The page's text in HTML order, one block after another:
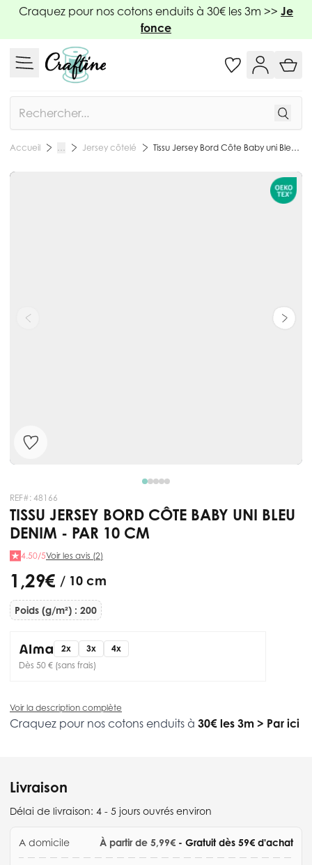
Allez au contenu
Craquez pour nos cotons enduits à 30€ les 3m >> Je
fonce
Accueil … Jersey côtelé Tissu Jersey Bord Côte Baby uni Bleu denim - Par 10 cm
REF#: 48166
TISSU JERSEY BORD CÔTE BABY UNI BLEU
DENIM - PAR 10 CM
4.50/5Voir les avis (2)
1,29 € / 10 cm
Poids (g/m²) : 200
2x 3x
4x
Dès 50 € (sans frais)
Voir la description complète
Craquez pour nos cotons enduits à 30€ les 3m > Par ici
Livraison
Délai de livraison: 4 - 5 jours ouvrés environ
A domicile À partir de 5,99€ - Gratuit dès 59€ d'achat